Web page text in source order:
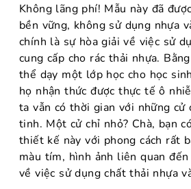
Không lãng phí! Mẫu này đã
bền vững, không sử dụng nhựa
chính là sự hòa giải về việc sử
cung cấp cho rác thải nhựa.
thể dạy một lớp học cho học
họ nhận thức được thực tế ô
ta vẫn có thời gian với những cử
tinh. Một cử chỉ nhỏ? Chà, bạn
thiết kế này với phong cách rất
màu tím, hình ảnh liên quan
về việc sử dụng chất thải nhựa